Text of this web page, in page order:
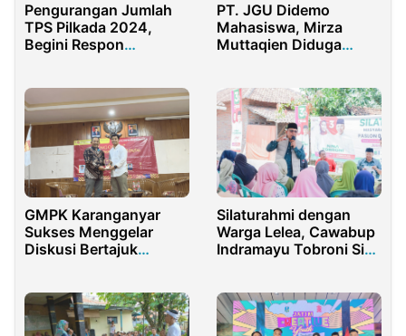
Pengurangan Jumlah
TPS Pilkada 2024,
Begini Respon
PT. JGU Didemo
Mahasiswa, Mirza
Muttaqien Diduga
GMPK Karanganyar
Sukses Menggelar
Diskusi Bertajuk
Silaturahmi dengan
Warga Lelea, Cawabup
Indramayu Tobroni Siap